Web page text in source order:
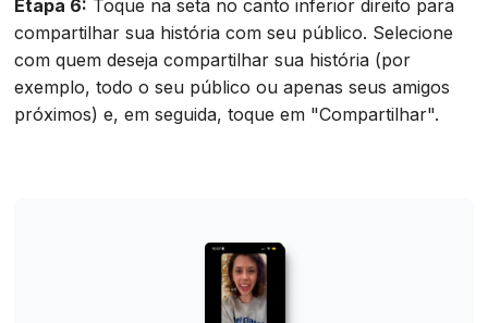
Etapa 6: Toque na seta no canto inferior direito para
compartilhar sua história com seu público. Selecione
com quem deseja compartilhar sua história (por
exemplo, todo o seu público ou apenas seus amigos
próximos) e, em seguida, toque em "Compartilhar".